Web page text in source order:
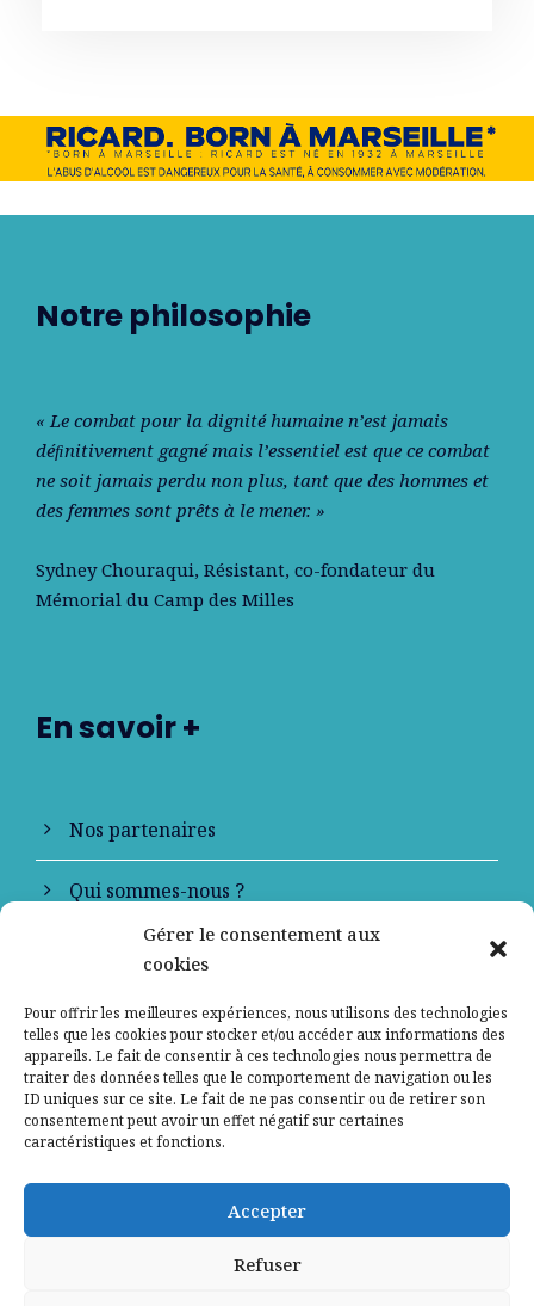
Gérer le consentement aux
cookies
Pour offrir les meilleures expériences, nous utilisons des technologies
telles que les cookies pour stocker et/ou accéder aux informations des
appareils. Le fait de consentir à ces technologies nous permettra de
traiter des données telles que le comportement de navigation ou les
ID uniques sur ce site. Le fait de ne pas consentir ou de retirer son
consentement peut avoir un effet négatif sur certaines
caractéristiques et fonctions.
Accepter
Refuser
Notre philosophie
« Le combat pour la dignité humaine n’est jamais
déﬁnitivement gagné mais l’essentiel est que ce combat
ne soit jamais perdu non plus, tant que des hommes et
des femmes sont prêts à le mener. »
Sydney Chouraqui, Résistant, co-fondateur du
Mémorial du Camp des Milles
En savoir +
Nos partenaires
Qui sommes-nous ?
Contactez-nous
Mentions légales
Politique de confidentialité